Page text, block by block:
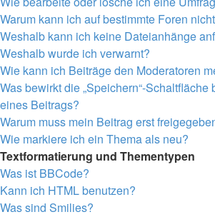
Warum kann ich auf bestimmte Foren
Weshalb kann ich keine Dateianhänge
Weshalb wurde ich verwarnt?
Wie kann ich Beiträge den Moderatoren
Was bewirkt die „Speichern“-Schaltfläche
eines Beitrags?
Warum muss mein Beitrag erst
Wie markiere ich ein Thema als neu?
Textformatierung und Thementypen
Was ist BBCode?
Kann ich HTML benutzen?
Was sind Smilies?